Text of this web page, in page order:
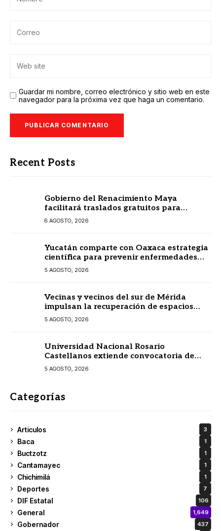
Guardar mi nombre, correo electrónico y sitio web en este
navegador para la próxima vez que haga un comentario.
Recent Posts
Gobierno del Renacimiento Maya
facilitará traslados gratuitos para
usuarias y usuarios del CREE
6 AGOSTO, 2026
Yucatán comparte con Oaxaca estrategia
científica para prevenir enfermedades
transmitidas por vectores
5 AGOSTO, 2026
Vecinas y vecinos del sur de Mérida
impulsan la recuperación de espacios
comunitarios
5 AGOSTO, 2026
Universidad Nacional Rosario
Castellanos extiende convocatoria de
ingreso al 31 de agosto
5 AGOSTO, 2026
Categorías
Articulos 3
Baca 1
Buctzotz 1
Cantamayec 1
Chichimilá 1
Deportes 7
DIF Estatal 106
General 1,649
Gobernador 437